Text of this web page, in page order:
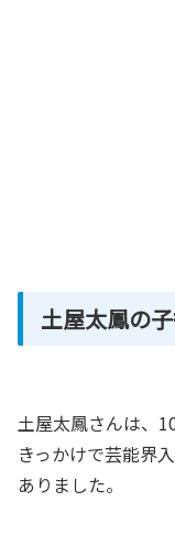
土屋太鳳の
土屋太鳳さんは、
きっかけで芸能界
ありました。